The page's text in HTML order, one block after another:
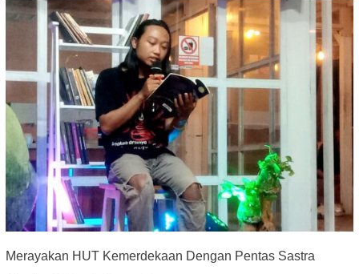
Merayakan HUT Kemerdekaan Dengan Pentas Sastra